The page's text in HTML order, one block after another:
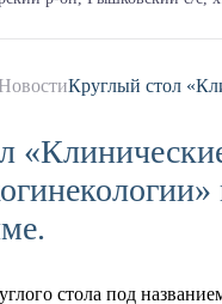
Круглый стол
стола под